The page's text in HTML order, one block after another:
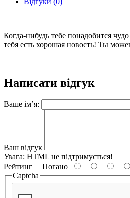
Відгуки (0)
Когда-нибудь тебе понадобится
тебя есть хорошая новость! Ты
Написати відгук
Ваше ім’я:
Ваш відгук
Увага: HTML не підтримується!
Рейтинг Погано
Captcha